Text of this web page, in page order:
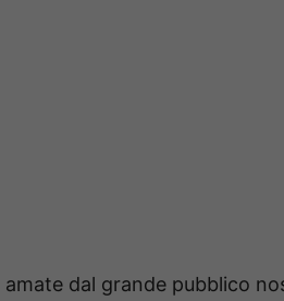
dal grande pubblico